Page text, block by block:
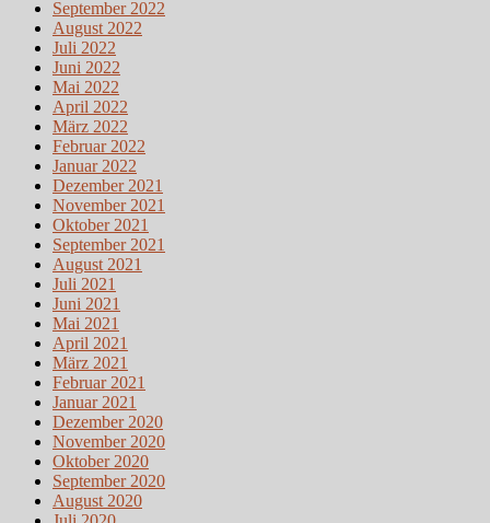
September 2022
August 2022
Juli 2022
Juni 2022
Mai 2022
April 2022
März 2022
Februar 2022
Januar 2022
Dezember 2021
November 2021
Oktober 2021
September 2021
August 2021
Juli 2021
Juni 2021
Mai 2021
April 2021
März 2021
Februar 2021
Januar 2021
Dezember 2020
November 2020
Oktober 2020
September 2020
August 2020